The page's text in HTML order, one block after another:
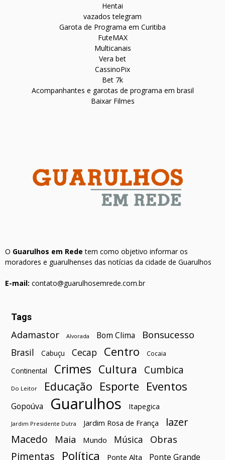
Hentai
vazados telegram
Garota de Programa em Curitiba
FuteMAX
Multicanais
Vera bet
CassinoPix
Bet 7k
Acompanhantes e garotas de programa em brasil
Baixar Filmes
O Guarulhos em Rede tem como objetivo informar os
moradores e guarulhenses das notícias da cidade de Guarulhos
E-mail: contato@guarulhosemrede.com.br
Tags
Adamastor Alvorada Bom Clima Bonsucesso
Brasil Cabuçu Cecap Centro Cocaia
Continental Crimes Cultura Cumbica
Do Leitor Educação Esporte Eventos
Gopoúva Guarulhos Itapegica
Jardim Presidente Dutra Jardim Rosa de França
lazer
Macedo
Maia Mundo Música Obras
Pimentas Política Ponte Alta Ponte Grande